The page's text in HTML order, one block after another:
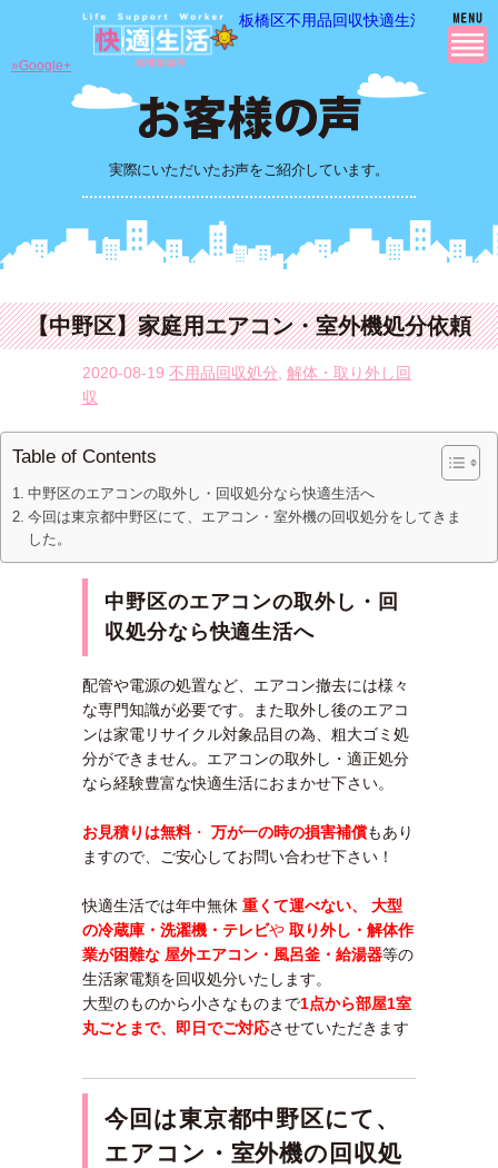
板橋区不用品回収快適生活の 不用
実際にいただいたお声をご紹介しています。
»Google+
【中野区】家庭用エアコン・室外機処分依頼
2020-08-19 不用品回収処分 解体・取り外し回
収
Table of Contents
中野区のエアコンの取外し・回収処分なら快適生活へ
今回は東京都中野区にて、エアコン・室外機の回収処分をしてきま
した。
中野区のエアコンの取外し・回
収処分なら快適生活へ
配管や電源の処置など、エアコン撤去には様々
な専門知識が必要です。また取外し後のエアコ
ンは家電リサイクル対象品目の為、粗大ゴミ処
分ができません。エアコンの取外し・適正処分
なら経験豊富な快適生活におまかせ下さい。
お見積りは無料・ 万が一の時の損害補償もあり
ますので、ご安心してお問い合わせ下さい！
快適生活では年中無休 重くて運べない、 大型
の冷蔵庫・洗濯機・テレビや 取り外し・解体作
業が困難な 屋外エアコン・風呂釜・給湯器等の
生活家電類を回収処分いたします。
大型のものから小さなものまで1点から部屋1室
丸ごとまで、即日でご対応させていただきます
今回は東京都中野区にて、
エアコン・室外機の回収処